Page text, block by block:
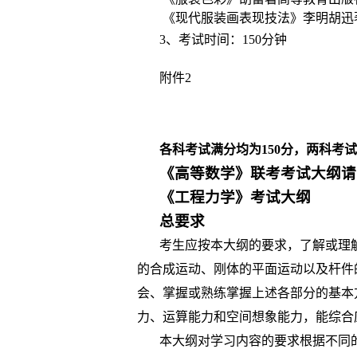
《现代服装画表现技法》李明胡
3、考试时间： 150分钟
附件2
各科考试满分均为150分，两科考
《高等数学》联考考试大纲
《工程力学》考试大纲
总要求
考生应按本大纲的要求，了解或理
的合成运动、刚体的平面运动以及杆
会、掌握或熟练掌握上述各部分的基
力、运算能力和空间想象能力，能综
本大纲对学习内容的要求根据不同